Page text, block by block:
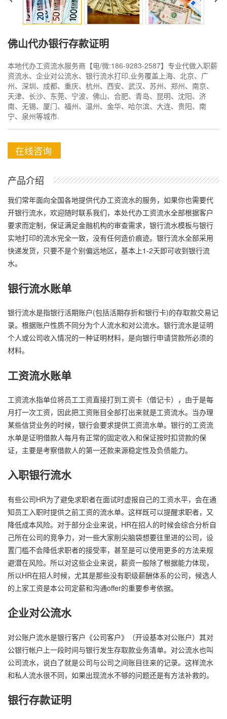
佛山代办银行存款证明
本地代办工资流水服务商【电/微:186-9283-2587】专业代做入职薪
资流水、企业对公流水、银行流水打印,业务覆盖上海、北京、广
州、深圳、成都、重庆、杭州、西安、武汉、苏州、郑州、南京、
天津、长沙、东莞、宁波、佛山、合肥、青岛、昆明、沈阳、济
南、无锡、厦门、福州、温州、金华、哈尔滨、大连、贵阳、南
宁、泉州等城市.
在线咨询
产品介绍
我们常年面向全国各地提供代办工资流水的服务，如果你也需要代
开银行流水，欢迎随时联系我们，本处代办工资流水全部根据客户
要求而定制，保证满足金融机构的审查需求，银行流水模板与银行
实地打印的流水完全一致，没有任何造价痕迹。银行流水全部采用
快递发货，只要不是个别偏远地区，基本上1-2天即可收到银行流
水。
银行流水账单
银行流水是指银行活期账户(包括活期存折和银行卡)的存取款交易记
录。根据账户性质不同分为个人流水和对公流水。银行流水是证明
个人或公司收入情况的一种证明材料，是向银行申请贷款所必须的
材料。
工资流水账单
工资流水指单位将员工工资直接打到工资卡（借记卡），由于是每
月打一次工资，因此把工资账目全部打出来就是工资流水。当办理
某些信贷业务的时候，银行会要求提供工资流水单。银行的工资流
水单是证明借款人每月有正常的固定收入和保证按时扣贷款的保
证，主要是考察借款人的第一还款来源稳定性及负债能力。
入职银行流水
有些公司HR为了避免求职者在面试时虚报自己的工资水平，会在通
知员工入职时提供之前工资的流水单。这样既可以提醒求职者，又
降低成本风险。对于部分企业来说，HR在招人的时候会综合分析自
己所在公司的竞争力，对一些大家削尖脑袋想要往里进的公司，设
置门槛不会降低求职者的接受率，甚至是可以使用更多的方法来规
避潜在风险。所以对这些企业来说，薪资一般除了根据能力体现，
所以HR在招人时候，尤其是那些没有职级薪酬体系的公司，候选人
的上家工资是本公司定薪和沟通offer的重要参考依据。
企业对公流水
对公账户流水是银行客户《公司客户》（开设基本对公账户）其对
公银行帐户上一段时间与银行发生存取款业务清单。对公流水也叫
公司流水，说白了就是公司与公司之间账目往来的记录。这样流水
和私人流水很不同，如果出现流水不够的问题还是有方法补救的。
银行存款证明